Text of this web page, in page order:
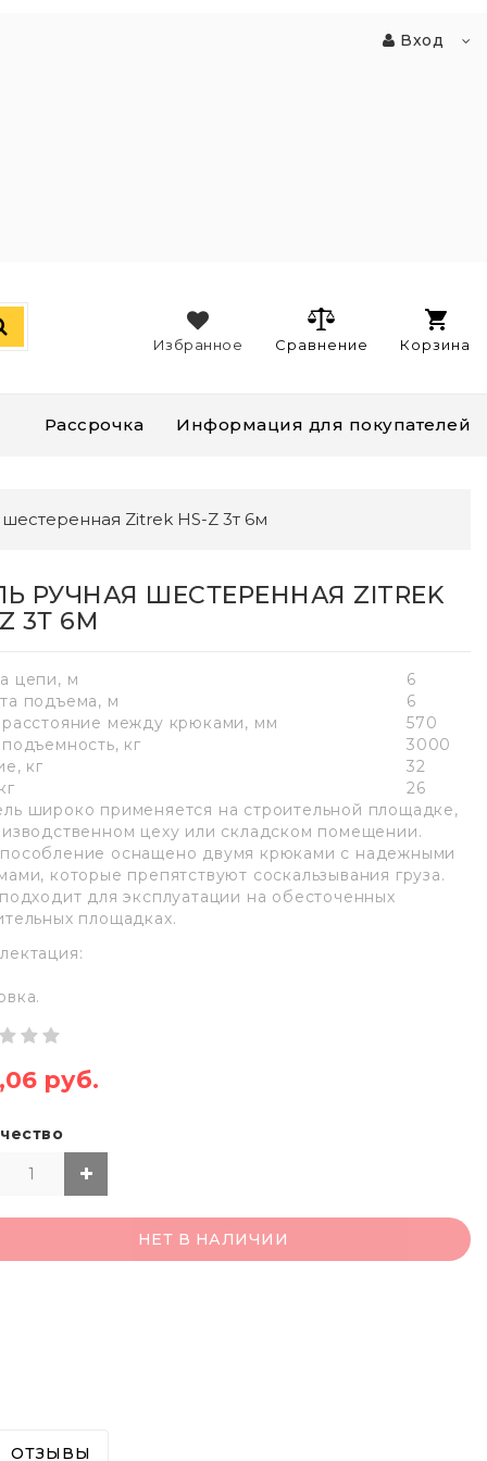
Вход
Корзина
Сравнение
Избранное
Рассрочка Информация для покупателей
шестеренная Zitrek HS-Z 3т 6м
РУЧНАЯ ШЕСТЕРЕННАЯ ZITREK
3Т 6М
цепи, м
6
подъема, м
6
между крюками, мм
570
кг
3000
кг
32
26
широко применяется на строительной площадке,
цеху или складском помещении.
оснащено двумя крюками с надежными
которые препятствуют соскальзывания груза.
для эксплуатации на обесточенных
площадках.
руб.
НЕТ В НАЛИЧИИ
ОТЗЫВЫ